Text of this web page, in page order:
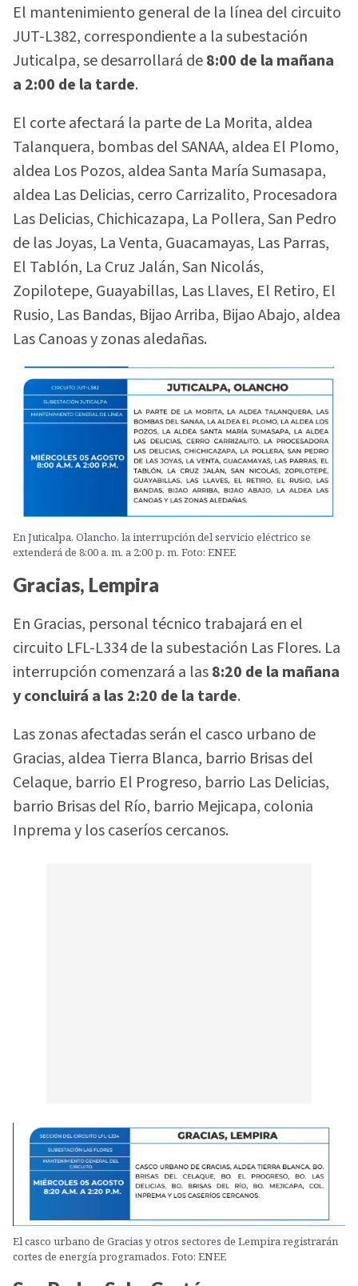
El mantenimiento general de la línea del circuito
JUT-L382, correspondiente a la subestación
Juticalpa, se desarrollará de8:00 de la mañana
a 2:00 de la tarde.
El corte afectará la parte de La Morita, aldea
Talanquera, bombas del SANAA, aldea El Plomo,
aldea Los Pozos, aldea Santa María Sumasapa,
aldea Las Delicias, cerro Carrizalito, Procesadora
Las Delicias, Chichicazapa, La Pollera, San Pedro
de las Joyas, La Venta, Guacamayas, Las Parras,
El Tablón, La Cruz Jalán, San Nicolás,
Zopilotepe, Guayabillas, Las Llaves, El Retiro, El
Rusio, Las Bandas, Bijao Arriba, Bijao Abajo, aldea
Las Canoas y zonas aledañas.
En Juticalpa, Olancho, la interrupción del servicio eléctrico se
extenderá de 8:00 a. m. a 2:00 p. m. Foto: ENEE
Gracias, Lempira
En Gracias, personal técnico trabajará en el
circuito LFL-L334 de la subestación Las Flores. La
interrupción comenzará a las8:20 de la mañana
y concluirá a las 2:20 de la tarde.
Las zonas afectadas serán el casco urbano de
Gracias, aldea Tierra Blanca, barrio Brisas del
Celaque, barrio El Progreso, barrio Las Delicias,
barrio Brisas del Río, barrio Mejicapa, colonia
Inprema y los caseríos cercanos.
El casco urbano de Gracias y otros sectores de Lempira registrarán
cortes de energía programados. Foto: ENEE